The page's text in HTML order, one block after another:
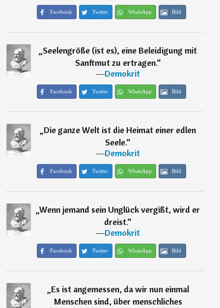
Facebook Twitter WhatsApp Bild
„Seelengröße (ist es), eine Beleidigung mit
Sanftmut zu ertragen.“
―Demokrit
Facebook Twitter WhatsApp Bild
„Die ganze Welt ist die Heimat einer edlen
Seele.“
―Demokrit
Facebook Twitter WhatsApp Bild
„Wenn jemand sein Unglück vergißt, wird er
dreist.“
―Demokrit
Facebook Twitter WhatsApp Bild
„Es ist angemessen, da wir nun einmal
Menschen sind, über menschliches